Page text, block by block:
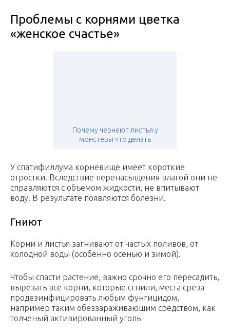
Проблемы с корнями цветка
«женское счастье»
Почему чернеют листья у
монстеры что делать
У спатифиллума корневище имеет короткие
отростки. Вследствие перенасыщения влагой они не
справляются с объемом жидкости, не впитывают
воду. В результате появляются болезни.
Гниют
Корни и листья загнивают от частых поливов, от
холодной воды (особенно осенью и зимой).
Чтобы спасти растение, важно срочно его пересадить,
вырезать все корни, которые сгнили, места среза
продезинфицировать любым фунгицидом,
например таким обеззараживающим средством, как
толченый активированный уголь